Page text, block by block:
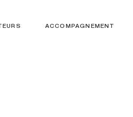
ACCOMPAGNEMENT